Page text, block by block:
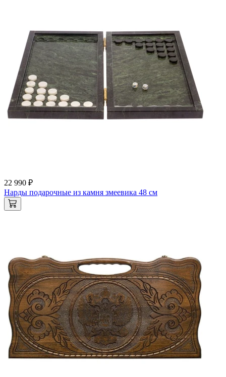
22 990 ₽
Нарды подарочные из камня змеевика 48 см